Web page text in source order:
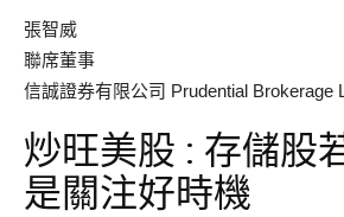
張智威
聯席董事
信誠證券有限公司 Prudential Brokerage
炒旺美股 : 存儲股
是關注好時機